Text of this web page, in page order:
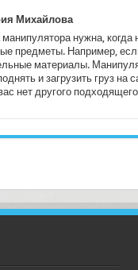
Михайлова
нужна,
предметы. Например,
материалы.
и загрузить груз
нет другого